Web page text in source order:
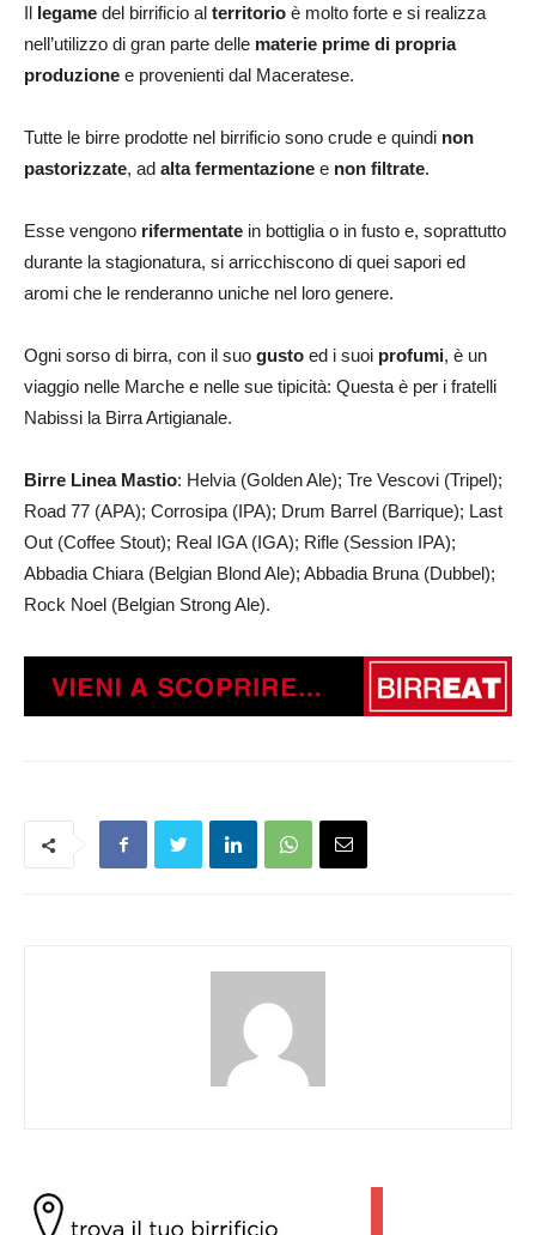
Il legame del birrificio al territorio è molto forte e si realizza
nell’utilizzo di gran parte delle materie prime di propria
produzione e provenienti dal Maceratese.
Tutte le birre prodotte nel birrificio sono crude e quindi non
pastorizzate, ad alta fermentazione e non filtrate.
Esse vengono rifermentate in bottiglia o in fusto e, soprattutto
durante la stagionatura, si arricchiscono di quei sapori ed
aromi che le renderanno uniche nel loro genere.
Ogni sorso di birra, con il suo gusto ed i suoi profumi, è un
viaggio nelle Marche e nelle sue tipicità: Questa è per i fratelli
Nabissi la Birra Artigianale.
Birre Linea Mastio: Helvia (Golden Ale); Tre Vescovi (Tripel);
Road 77 (APA); Corrosipa (IPA); Drum Barrel (Barrique); Last
Out (Coffee Stout); Real IGA (IGA); Rifle (Session IPA);
Abbadia Chiara (Belgian Blond Ale); Abbadia Bruna (Dubbel);
Rock Noel (Belgian Strong Ale).